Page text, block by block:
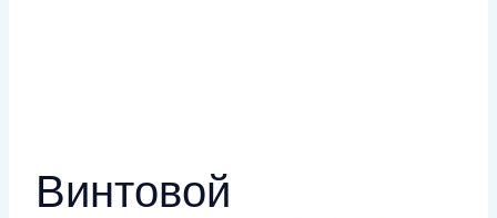
Винтовой